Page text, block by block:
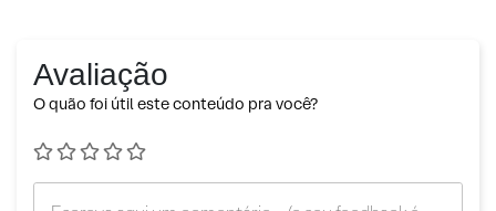
Avaliação
O quão foi útil este conteúdo pra você?